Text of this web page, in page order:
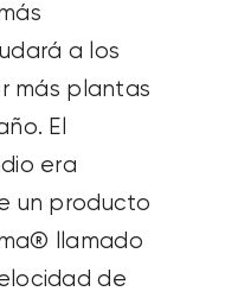
a los
más plantas
El
era
un producto
llamado
de